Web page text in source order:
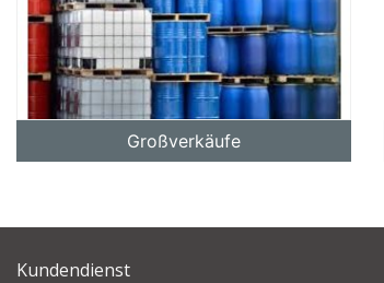
Großverkäufe
Kundendienst